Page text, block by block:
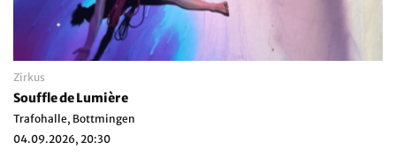
Zirkus
Souffle de Lumière
Trafohalle, Bottmingen
04.09.2026, 20:30